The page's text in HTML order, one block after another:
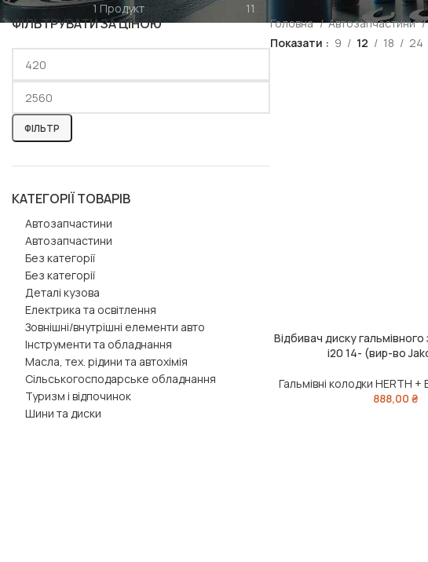
1 Продукт
11
ФІЛЬТРУВАТИ ЗА ЦІНОЮ
ФІЛЬТР
КАТЕГОРІЇ ТОВАРІВ
Автозапчастини
Автозапчастини
Без категорії
Без категорії
Деталі кузова
Електрика та освітлення
Зовнішні/внутрішні елементи авто
Інструменти та обладнання
Масла, тех. рідини та автохімія
Сільськогосподарське обладнання
Туризм і відпочинок
Шини та диски
Головна Автозапчастини
Показати
9 12 18 24
ДОДАТИ В КОШИК
Відбивач диску гальмівного
i20 14- (вир-во
Гальмівні колодки HERTH +
888,00₴